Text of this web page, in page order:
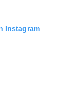
Instagram